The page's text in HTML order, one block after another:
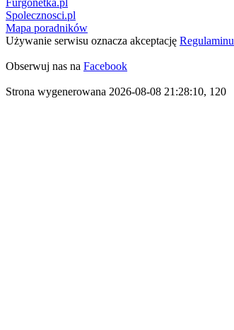
Furgonetka.pl
Spolecznosci.pl
Mapa poradników
Używanie serwisu oznacza akceptację Regulaminu
Obserwuj nas na Facebook
Strona wygenerowana 2026-08-08 21:28:10, 120